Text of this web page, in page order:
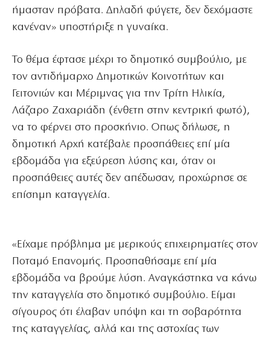
ήμασταν πρόβατα. Δηλαδή φύγετε, δεν δεχόμαστε
κανέναν» υποστήριξε η γυναίκα.
Το θέμα έφτασε μέχρι το δημοτικό συμβούλιο, με
τον αντιδήμαρχο Δημοτικών Κοινοτήτων και
Γειτονιών και Μέριμνας για την Τρίτη Ηλικία,
Λάζαρο Ζαχαριάδη (ένθετη στην κεντρική φωτό),
να το φέρνει στο προσκήνιο. Οπως δήλωσε, η
δημοτική Αρχή κατέβαλε προσπάθειες επί μία
εβδομάδα για εξεύρεση λύσης και, όταν οι
προσπάθειες αυτές δεν απέδωσαν, προχώρησε σε
επίσημη καταγγελία.
«Είχαμε πρόβλημα με μερικούς επιχειρηματίες στον
Ποταμό Επανομής. Προσπαθήσαμε επί μία
εβδομάδα να βρούμε λύση. Αναγκάστηκα να κάνω
την καταγγελία στο δημοτικό συμβούλιο. Είμαι
σίγουρος ότι έλαβαν υπόψη και τη σοβαρότητα
της καταγγελίας, αλλά και της αστοχίας των